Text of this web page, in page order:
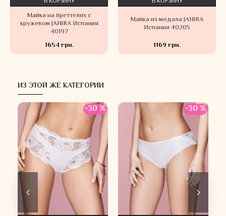
Майка на бреттелях с
кружевом JANIRA Испания
40197
1654 грн.
Майка из модала JANIRA
Испания 40205
1169 грн.
ИЗ ЭТОЙ ЖЕ КАТЕГОРИИ
-30 % -30 %